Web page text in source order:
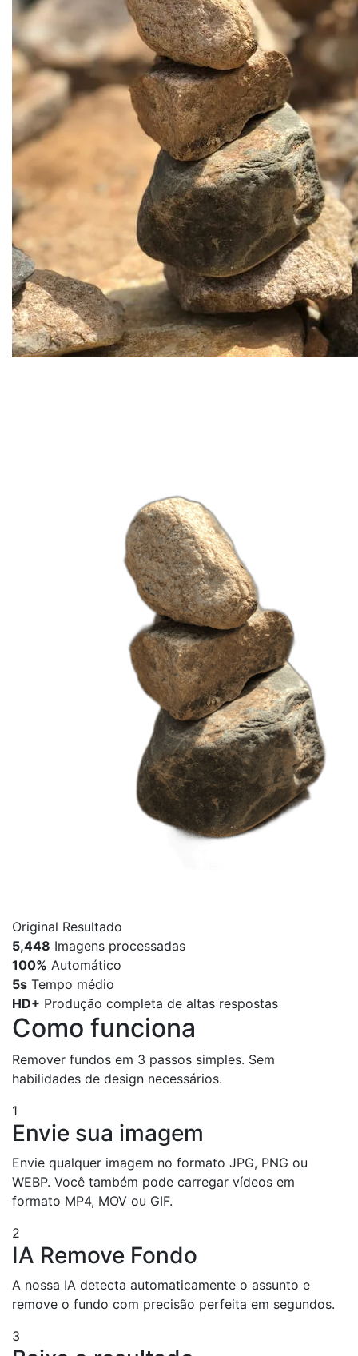
Original Resultado
5,448 Imagens processadas
100% Automático
5s Tempo médio
HD+ Produção completa de altas respostas
Como funciona
Remover fundos em 3 passos simples. Sem
habilidades de design necessários.
1
Envie sua imagem
Envie qualquer imagem no formato JPG, PNG ou
WEBP. Você também pode carregar vídeos em
formato MP4, MOV ou GIF.
2
IA Remove Fondo
A nossa IA detecta automaticamente o assunto e
remove o fundo com precisão perfeita em segundos.
3